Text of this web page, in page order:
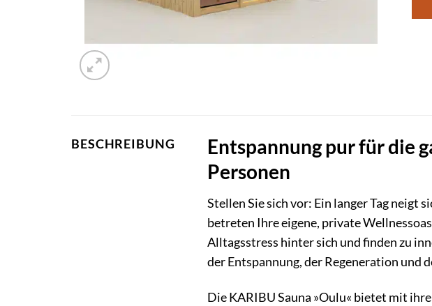
BESCHREIBUNG
Entspannung pur für die
Personen
Stellen Sie sich vor: Ein langer Tag neigt
betreten Ihre eigene, private
Alltagsstress hinter sich und finden zu
der Entspannung, der Regeneration und
Die KARIBU Sauna »Oulu« bietet mit